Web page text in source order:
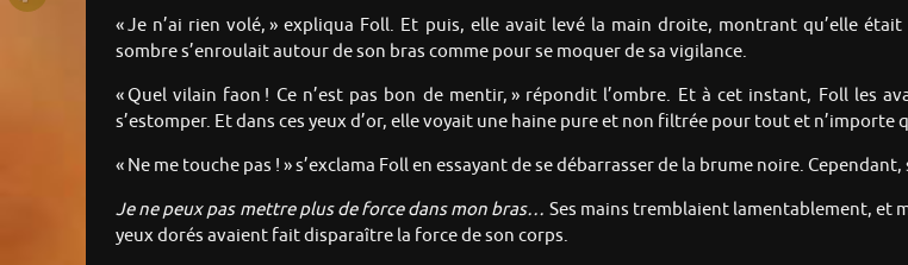
« Je n’ai rien volé, » expliqua Foll. Et puis, elle avait levé la main droite, montrant qu’elle
sombre s’enroulait autour de son bras comme pour se moquer de sa vigilance.
« Quel vilain faon ! Ce n’est pas bon de mentir, » répondit l’ombre. Et à cet instant, Foll les
s’estomper. Et dans ces yeux d’or, elle voyait une haine pure et non filtrée pour tout et n’importe
« Ne me touche pas ! » s’exclama Foll en essayant de se débarrasser de la brume noire.
Je ne peux pas mettre plus de force dans mon bras… Ses mains tremblaient lamentablement, et
yeux dorés avaient fait disparaître la force de son corps.